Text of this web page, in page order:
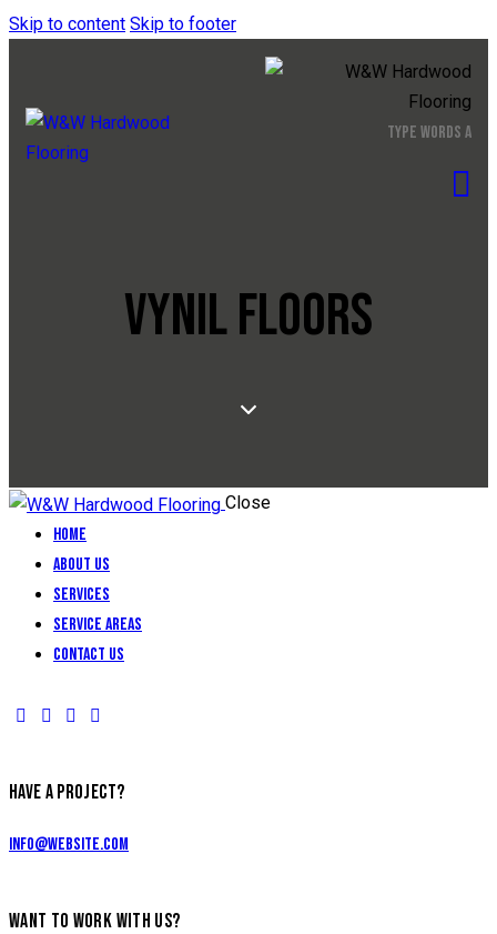
Skip to content Skip to footer
VYNIL FLOORS
Close
Home
About Us
Services
Service Areas
Contact Us
HAVE A PROJECT?
info@website.com
WANT TO WORK WITH US?